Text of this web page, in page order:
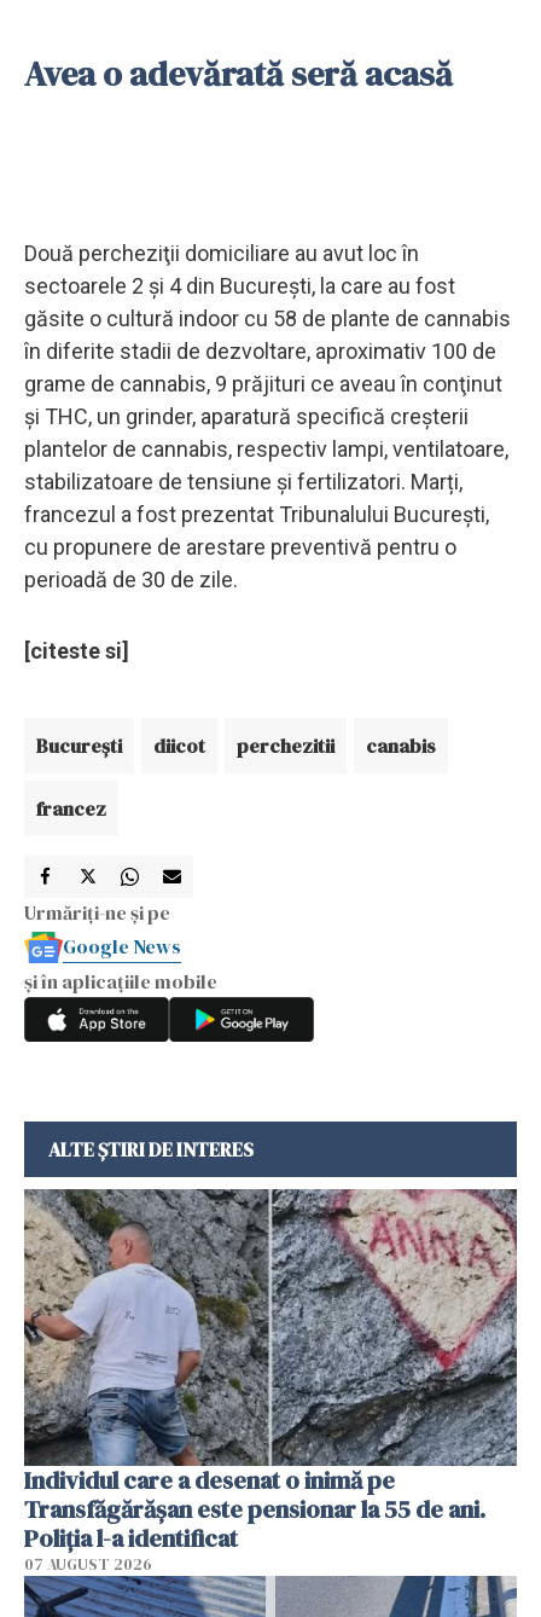
Avea o adevărată seră acasă
Două percheziţii domiciliare au avut loc în
sectoarele 2 şi 4 din Bucureşti, la care au fost
găsite o cultură indoor cu 58 de plante de cannabis
în diferite stadii de dezvoltare, aproximativ 100 de
grame de cannabis, 9 prăjituri ce aveau în conţinut
şi THC, un grinder, aparatură specifică creşterii
plantelor de cannabis, respectiv lampi, ventilatoare,
stabilizatoare de tensiune și fertilizatori. Marți,
francezul a fost prezentat Tribunalului Bucureşti,
cu propunere de arestare preventivă pentru o
perioadă de 30 de zile.
[citeste si]
Bucureşti diicot perchezitii canabis
francez
Urmăriți-ne și pe
Google News
și în aplicațiile mobile
ALTE ȘTIRI DE INTERES
Individul care a desenat o inimă pe
Transfăgărășan este pensionar la 55 de ani.
Poliția l-a identificat
07 AUGUST 2026